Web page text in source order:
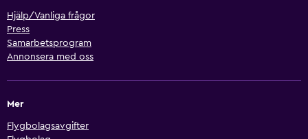
Hjälp/Vanliga frågor
Press
Samarbetsprogram
Annonsera med oss
Mer
Flygbolagsavgifter